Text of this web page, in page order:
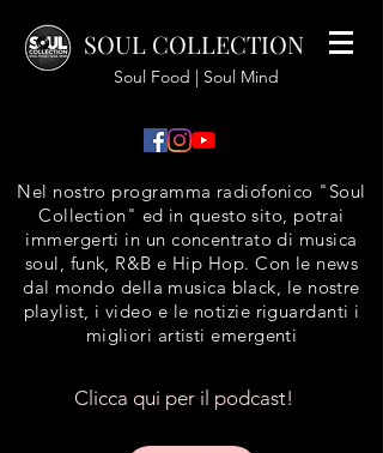
SOUL COLLECTION
Soul Food | Soul Mind
Nel nostro programma radiofonico "Soul
Collection" ed in questo sito, potrai
immergerti in un concentrato di musica
soul, funk, R&B e Hip Hop. Con le news
dal mondo della musica black, le nostre
playlist, i video e le notizie riguardanti i
migliori artisti emergenti
Clicca qui per il podcast!